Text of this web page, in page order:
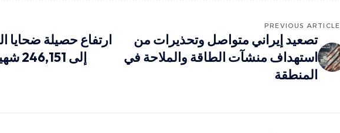
PREVIOUS ARTICLE
تصعيد إيراني متواصل وتحذيرات من
استهداف منشآت الطاقة والملاحة في
المنطقة
ارتفاع حصيلة ضحايا